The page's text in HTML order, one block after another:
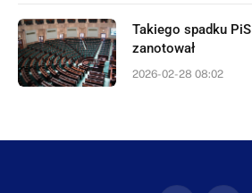
Takiego spadku
zanotował
2026-02-28 08:02